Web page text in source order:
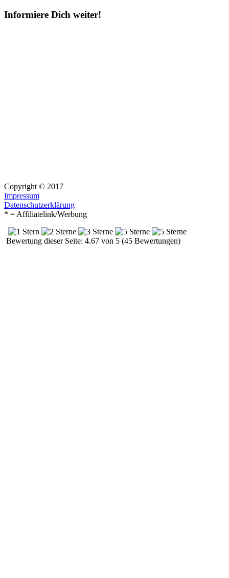
Informiere Dich weiter!
Copyright © 2017
Impressum
Datenschutzerklärung
* = Affiliatelink/Werbung
Bewertung dieser Seite: 4.67 von 5 (45 Bewertungen)